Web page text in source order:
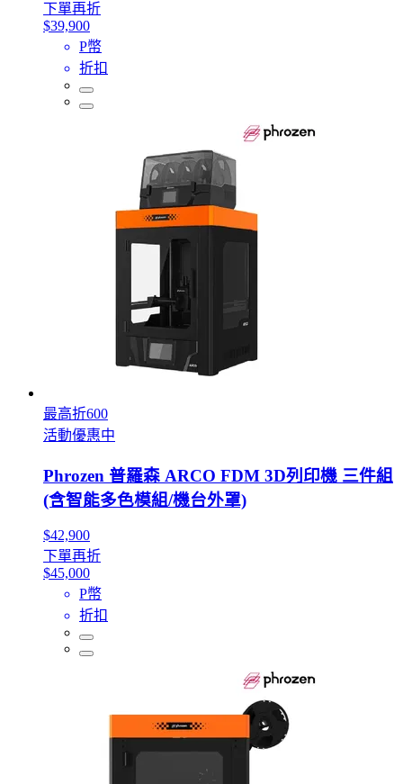
下單再折
$39,900
P幣
折扣
最高折600
活動優惠中
Phrozen 普羅森 ARCO FDM 3D列印機 三件組
(含智能多色模組/機台外罩)
$42,900
下單再折
$45,000
P幣
折扣